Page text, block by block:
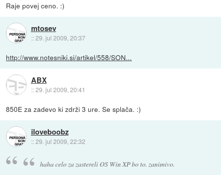
Raje povej ceno. :)
mtosev
::29. jul 2009, 20:37
http://www.notesniki.si/artikel/558/SON...
ABX
::29. jul 2009, 20:41
850E za zadevo ki zdrži 3 ure. Se splača. :)
iloveboobz
::29. jul 2009, 22:32
haha celo za zastereli OS Win XP bo to. zanimivo.